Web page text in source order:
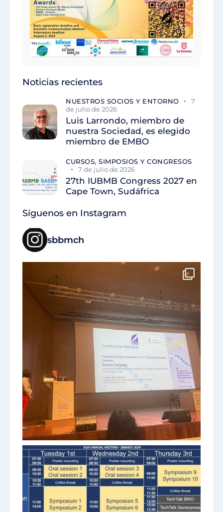
Noticias recientes
NUESTROS SOCIOS Y ENTORNO
7
de julio de 2026
Luis Larrondo, miembro de
nuestra Sociedad, es elegido
miembro de EMBO
CURSOS, SIMPOSIOS Y CONGRESOS
7 de julio de 2026
27th IUBMB Congress 2027 en
Cape Town, Sudáfrica
Síguenos en Instagram
sbbmch